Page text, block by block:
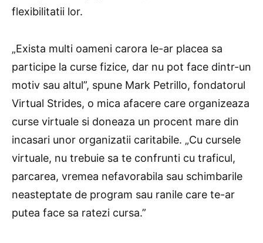
flexibilitatii lor.
„Exista multi oameni carora le-ar placea sa
participe la curse fizice, dar nu pot face dintr-un
motiv sau altul”, spune Mark Petrillo, fondatorul
Virtual Strides, o mica afacere care organizeaza
curse virtuale si doneaza un procent mare din
incasari unor organizatii caritabile. „Cu cursele
virtuale, nu trebuie sa te confrunti cu traficul,
parcarea, vremea nefavorabila sau schimbarile
neasteptate de program sau ranile care te-ar
putea face sa ratezi cursa.”